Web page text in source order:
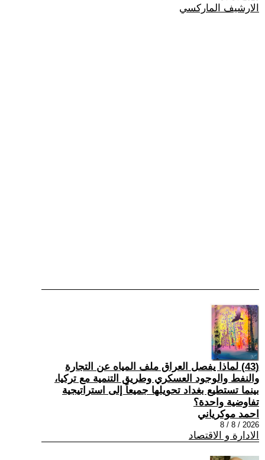
الارشيف الماركسي
(43) لماذا يفصل العراق ملف المياه عن التجارة
والنفط والوجود العسكري وطريق التنمية مع تركيا،
بينما تستطيع بغداد تحويلها جميعاً إلى استراتيجية
تفاوضية واحدة؟
احمد موكرياني
2026 / 8 / 8
الادارة و الاقتصاد